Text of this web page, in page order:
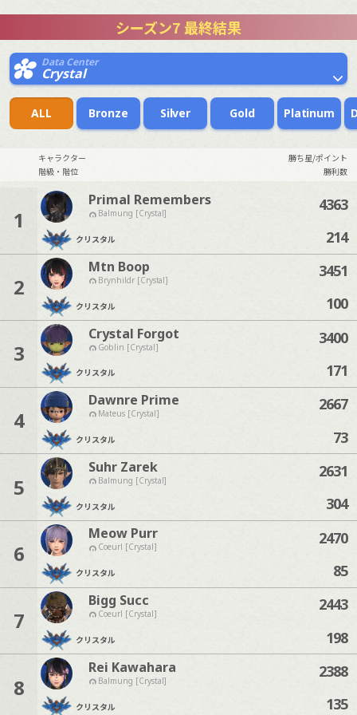
シーズン7 最終結果
Data Center
Crystal
ALL Bronze Silver Gold Platinum
キャラクター
勝ち星/ポイント
階級・階位
勝利数
1
Primal Remembers
Balmung [Crystal]
クリスタル
4363
214
2
Mtn Boop
Brynhildr [Crystal]
クリスタル
3451
100
3
Crystal Forgot
Goblin [Crystal]
クリスタル
3400
171
4
Dawnre Prime
Mateus [Crystal]
クリスタル
2667
73
5
Suhr Zarek
Balmung [Crystal]
クリスタル
2631
304
6
Meow Purr
Coeurl [Crystal]
クリスタル
2470
85
7
Bigg Succ
Coeurl [Crystal]
クリスタル
2443
198
8
Rei Kawahara
Balmung [Crystal]
クリスタル
2388
135